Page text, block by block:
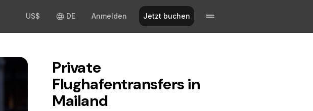
US$ DE Anmelden Jetzt buchen
Private
Flughafentransfers in
Mailand